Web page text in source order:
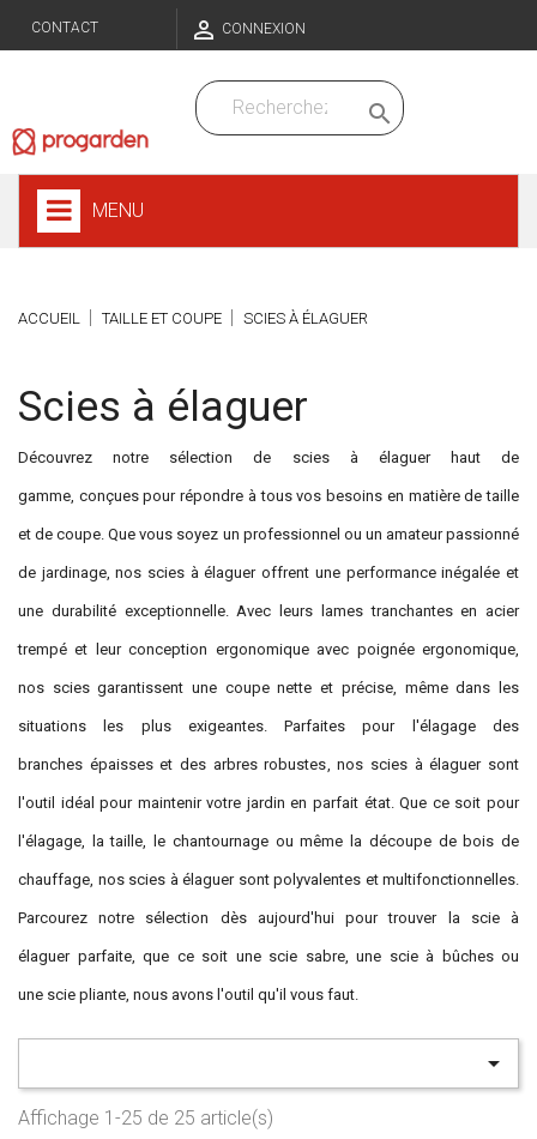
CONTACT  CONNEXION

MENU
ACCUEIL TAILLE ET COUPE SCIES À ÉLAGUER
Scies à élaguer
Découvrez notre sélection de scies à élaguer haut de
gamme, conçues pour répondre à tous vos besoins en matière de taille
et de coupe. Que vous soyez un professionnel ou un amateur passionné
de jardinage, nos scies à élaguer offrent une performance inégalée et
une durabilité exceptionnelle. Avec leurs lames tranchantes en acier
trempé et leur conception ergonomique avec poignée ergonomique,
nos scies garantissent une coupe nette et précise, même dans les
situations les plus exigeantes. Parfaites pour l'élagage des
branches épaisses et des arbres robustes, nos scies à élaguer sont
l'outil idéal pour maintenir votre jardin en parfait état. Que ce soit pour
l'élagage, la taille, le chantournage ou même la découpe de bois de
chauffage, nos scies à élaguer sont polyvalentes et multifonctionnelles.
Parcourez notre sélection dès aujourd'hui pour trouver la scie à
élaguer parfaite, que ce soit une scie sabre, une scie à bûches ou
une scie pliante, nous avons l'outil qu'il vous faut.

Affichage 1-25 de 25 article(s)